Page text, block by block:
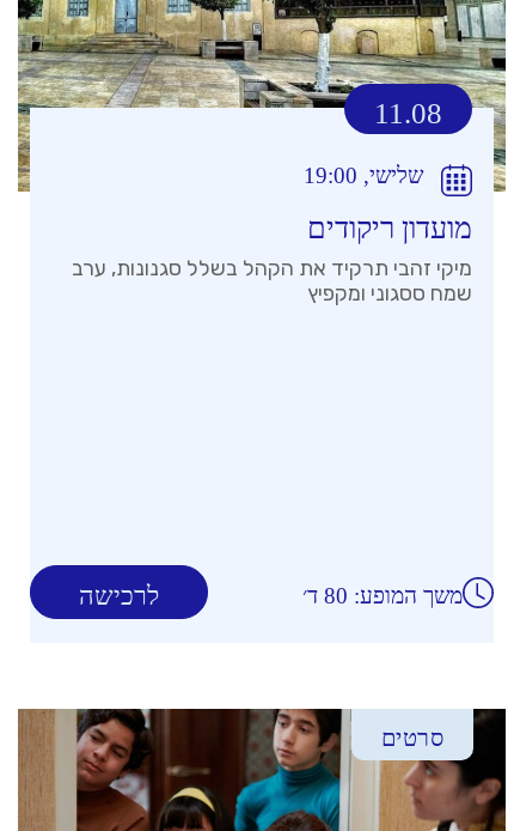
11.08
שלישי, 19:00
מועדון ריקודים
מיקי זהבי תרקיד את הקהל בשלל סגנונות, ערב
שמח ססגוני ומקפיץ
לרכישה משך המופע: 80 ד׳
סרטים